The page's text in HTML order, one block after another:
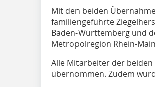
Mit den beiden
familiengeführte
Baden-Württemberg und
Metropolregion Rhein-
Alle Mitarbeiter der
übernommen. Zudem